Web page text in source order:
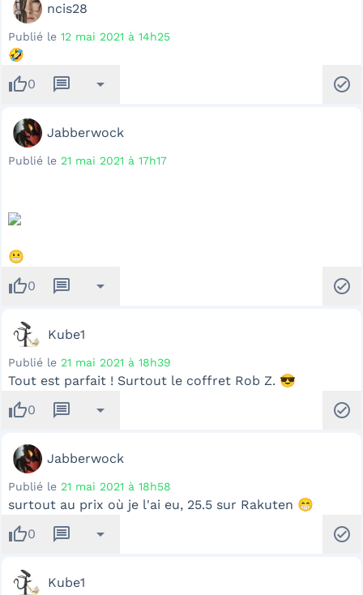
ncis28
Publié le 12 mai 2021 à 14h25
🤣
thumb_up0 message arrow_drop_down check_circle
Jabberwock
Publié le 21 mai 2021 à 17h17
😬
thumb_up0 message arrow_drop_down check_circle
Kube1
Publié le 21 mai 2021 à 18h39
Tout est parfait ! Surtout le coffret Rob Z. 😎
thumb_up0 message arrow_drop_down check_circle
Jabberwock
Publié le 21 mai 2021 à 18h58
surtout au prix où je l'ai eu, 25.5 sur Rakuten 😁
thumb_up0 message arrow_drop_down check_circle
Kube1